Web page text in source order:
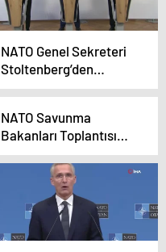
NATO Genel Sekreteri
Stoltenberg’den
Ukrayna’ya daha fazla
NATO Savunma
Bakanları Toplantısı
Brüksel’de başladı